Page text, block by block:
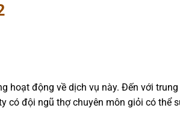
hoạt động về dịch vụ này. Đến với trung
có đội ngũ thợ chuyên môn giỏi có thể